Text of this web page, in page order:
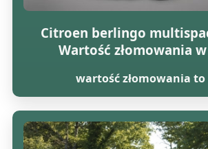
Citroen berlingo
Wartość złomowania
wartość złomowania to